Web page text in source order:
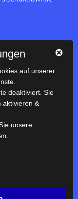
auf unserer
deaktiviert. Sie
aktivieren &
unsere